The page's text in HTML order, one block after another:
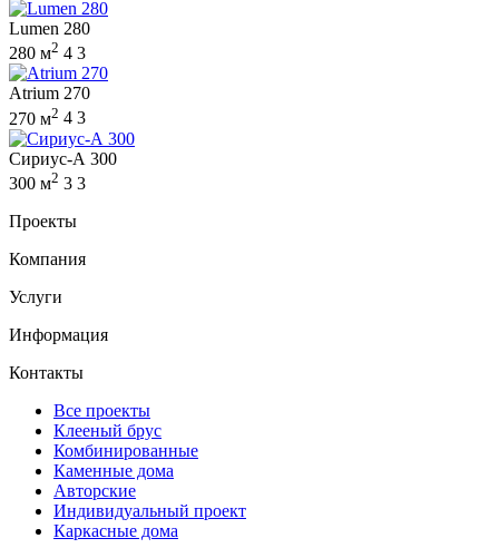
Lumen 280
280 м2 4 3
Atrium 270
270 м2 4 3
Сириус-А 300
300 м2 3 3
Проекты
Компания
Услуги
Информация
Контакты
Все проекты
Клееный брус
Комбинированные
Каменные дома
Авторские
Индивидуальный проект
Каркасные дома